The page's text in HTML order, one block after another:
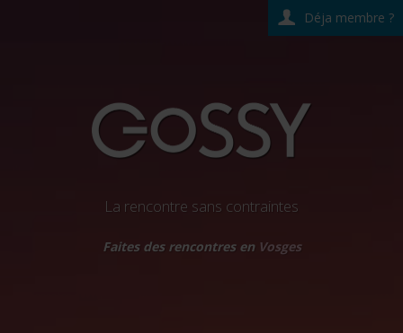
Déja membre ?
La rencontre sans contraintes
Faites des rencontres en Vosges